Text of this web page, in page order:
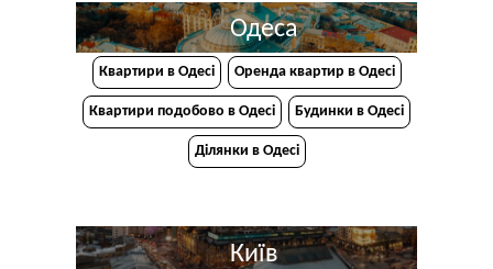
Одеса
Квартири в Одесі Оренда квартир в Одесі
Квартири подобово в Одесі Будинки в Одесі
Ділянки в Одесі
Київ